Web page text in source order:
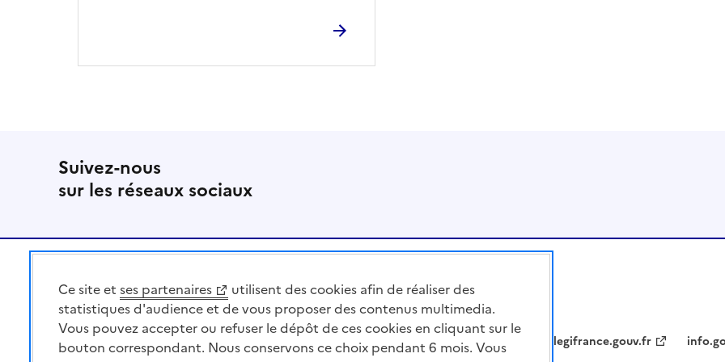
Suivez-nous
sur les réseaux sociaux
Pied de page
MINISTÈRE
DE L'AGRICULTURE
DE L'AGRO-ALIMENTAIRE
ET DE LA SOUVERAINETÉ legifrance.gouv.fr
Ce site et ses partenaires
utilisent des cookies afin de réaliser des
statistiques d'audience et de vous proposer des contenus multimedia.
Vous pouvez accepter ou refuser le dépôt de ces cookies en cliquant sur le
bouton correspondant. Nous conservons ce choix pendant 6 mois. Vous